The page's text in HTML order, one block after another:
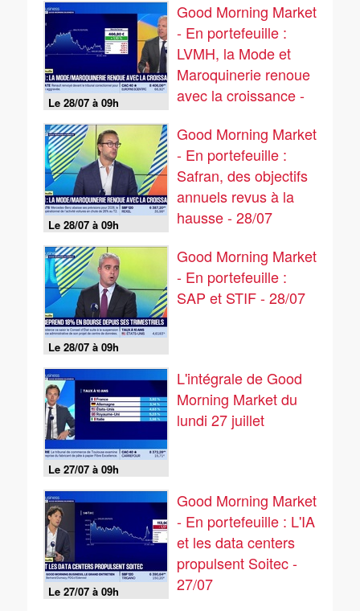
Le 28/07 à 09h
Good Morning Market
- En portefeuille :
LVMH, la Mode et
Maroquinerie renoue
avec la croissance -
Le 28/07 à 09h
Good Morning Market
- En portefeuille :
Safran, des objectifs
annuels revus à la
hausse - 28/07
Le 28/07 à 09h
Good Morning Market
- En portefeuille :
SAP et STIF - 28/07
Le 27/07 à 09h
L'intégrale de Good
Morning Market du
lundi 27 juillet
Le 27/07 à 09h
Good Morning Market
- En portefeuille : L'IA
et les data centers
propulsent Soitec -
27/07